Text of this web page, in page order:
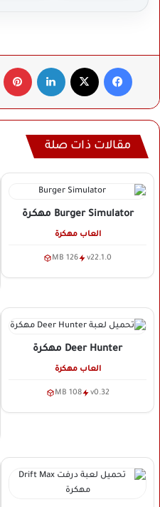
فيسبوك لينكدإن
مقالات ذات صلة
Burger Simulator مهكرة
العاب مهكرة
v22.1.0
126 MB
Deer Hunter مهكرة
العاب مهكرة
v0.32
108 MB